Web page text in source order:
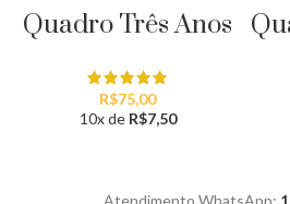
Quadro Três Anos
R$75,00
10x de R$7,50
Atendimento WhatsApp: